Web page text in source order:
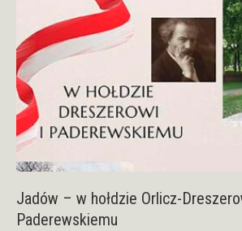
Jadów – w hołdzie Orlicz-
Paderewskiemu